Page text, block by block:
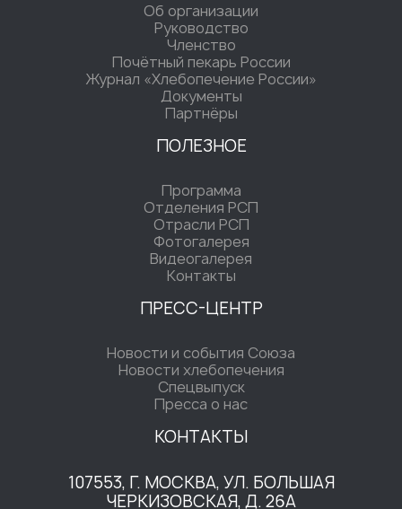
Об организации
Руководство
Членство
Почётный пекарь России
Журнал «Хлебопечение России»
Документы
Партнёры
ПОЛЕЗНОЕ
Программа
Отделения РСП
Отрасли РСП
Фотогалерея
Видеогалерея
Контакты
ПРЕСС-ЦЕНТР
Новости и события Союза
Новости хлебопечения
Спецвыпуск
Пресса о нас
КОНТАКТЫ
107553, Г. МОСКВА, УЛ. БОЛЬШАЯ
ЧЕРКИЗОВСКАЯ, Д. 26А